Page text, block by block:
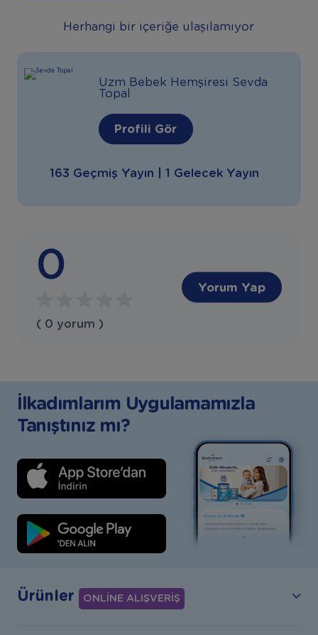
Herhangi bir içeriğe ulaşılamıyor
Uzm Bebek Hemşiresi Sevda
Topal
Profili Gör
163 Geçmiş Yayın | 1 Gelecek Yayın
0
( 0 yorum )
Yorum Yap
İlkadımlarım Uygulamamızla
Tanıştınız mı?
Ürünler ONLİNE ALIŞVERİŞ